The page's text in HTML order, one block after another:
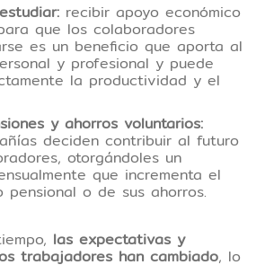
recibir apoyo económico
que los colaboradores
es un beneficio que aporta al
y profesional y puede
la productividad y el
y ahorros voluntarios:
deciden contribuir al futuro
otorgándoles un
que incrementa el
pensional o de sus ahorros.
las expectativas y
trabajadores han cambiado, lo